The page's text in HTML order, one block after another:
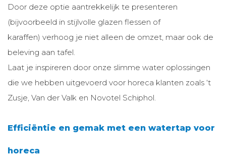
Door deze optie aantrekkelijk te presenteren
(bijvoorbeeld in stijlvolle glazen flessen of
karaffen) verhoog je niet alleen de omzet, maar ook de
beleving aan tafel.
Laat je inspireren door onze slimme water oplossingen
die we hebben uitgevoerd voor horeca klanten zoals ‘t
Zusje, Van der Valk en Novotel Schiphol.
Efficiëntie en gemak met een watertap voor
horeca